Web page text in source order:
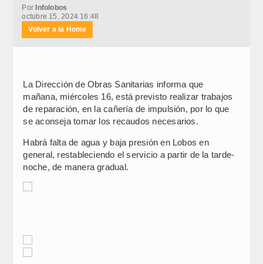
PorInfolobos
octubre 15, 2024 16:48
Volver a la Home
La Dirección de Obras Sanitarias informa que
mañana, miércoles 16, está previsto realizar trabajos
de reparación, en la cañería de impulsión, por lo que
se aconseja tomar los recaudos necesarios.
Habrá falta de agua y baja presión en Lobos en
general, restableciendo el servicio a partir de la tarde-
noche, de manera gradual.